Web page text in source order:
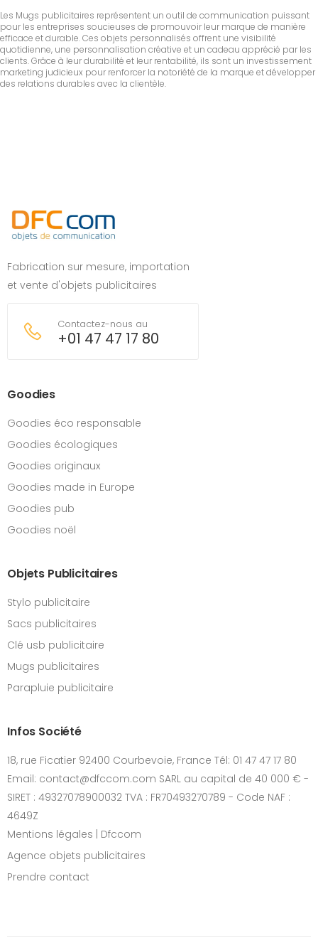
Les Mugs publicitaires représentent un outil de communication puissant
pour les entreprises soucieuses de promouvoir leur marque de manière
efficace et durable. Ces objets personnalisés offrent une visibilité
quotidienne, une personnalisation créative et un cadeau apprécié par les
clients. Grâce à leur durabilité et leur rentabilité, ils sont un investissement
marketing judicieux pour renforcer la notoriété de la marque et développer
des relations durables avec la clientèle.
Fabrication sur mesure, importation
et vente d'objets publicitaires
Contactez-nous au
+01 47 47 17 80
Goodies
Goodies éco responsable
Goodies écologiques
Goodies originaux
Goodies made in Europe
Goodies pub
Goodies noël
Objets Publicitaires
Stylo publicitaire
Sacs publicitaires
Clé usb publicitaire
Mugs publicitaires
Parapluie publicitaire
Infos Société
18, rue Ficatier 92400 Courbevoie, France Tél: 01 47 47 17 80
Email: contact@dfccom.com SARL au capital de 40 000 € -
SIRET : 49327078900032 TVA : FR70493270789 - Code NAF :
4649Z
Mentions légales | Dfccom
Agence objets publicitaires
Prendre contact